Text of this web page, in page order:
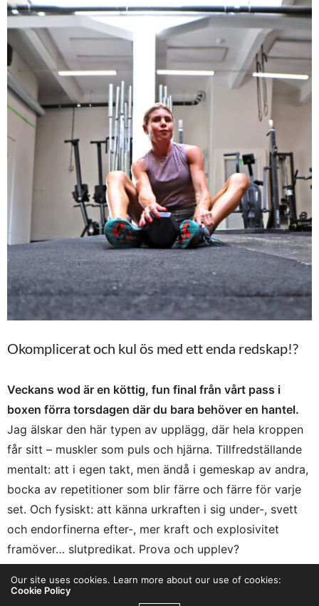
Okomplicerat och kul ös med ett enda redskap!?
Veckans wod är en köttig, fun final från vårt pass i
boxen förra torsdagen där du bara behöver en hantel.
Jag älskar den här typen av upplägg, där hela kroppen
får sitt – muskler som puls och hjärna. Tillfredställande
mentalt: att i egen takt, men ändå i gemeskap av andra,
bocka av repetitioner som blir färre och färre för varje
set. Och fysiskt: att känna urkraften i sig under-, svett
och endorfinerna efter-, mer kraft och explosivitet
framöver… slutpredikat. Prova och upplev?
Får du inte upp filmen i bloggen hittar du denhär på
Our site uses cookies. Learn more about our use of cookies:
Cookie Policy